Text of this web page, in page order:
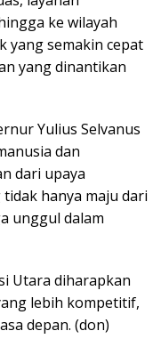
ke wilayah
yang semakin cepat
yang dinantikan
Yulius Selvanus
dan
dari upaya
hanya maju dari
unggul dalam
Utara diharapkan
lebih kompetitif,
depan. (don)